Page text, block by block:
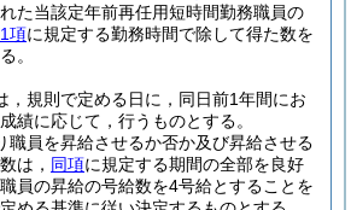
た当該定年前再任用短時間勤務職員の
項に規定する勤務時間で除して得た数を
。
，規則で定める日に，同日前1年間にお
績に応じて，行うものとする。
職員を昇給させるか否か及び昇給させる
は， 同項に規定する期間の全部を良好
員の昇給の号給数を4号給とすることを